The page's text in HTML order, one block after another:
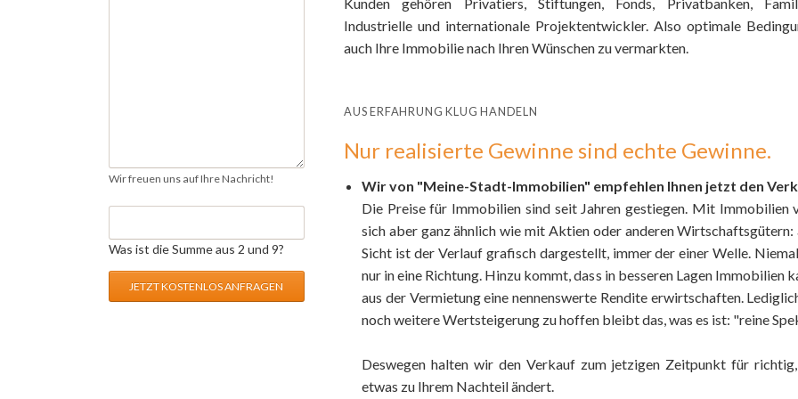
Industrielle und internationale Projektentwickler. Also optimale
auch Ihre Immobilie nach Ihren Wünschen zu vermarkten.
AUS ERFAHRUNG KLUG HANDELN
Nur realisierte Gewinne sind echte Gewinne.
Wir von "Meine-Stadt-Immobilien" empfehlen Ihnen jetzt den
Die Preise für Immobilien sind seit Jahren gestiegen. Mit Immobilien
sich aber ganz ähnlich wie mit Aktien oder anderen Wirtschaftsgütern:
Sicht ist der Verlauf grafisch dargestellt, immer der einer Welle.
nur in eine Richtung. Hinzu kommt, dass in besseren Lagen Immobilien
aus der Vermietung eine nennenswerte Rendite erwirtschaften.
noch weitere Wertsteigerung zu hoffen bleibt das, was es ist: "reine
Deswegen halten wir den Verkauf zum jetzigen Zeitpunkt für
etwas zu Ihrem Nachteil ändert.
Wir freuen uns auf Ihre Nachricht!
Was ist die Summe aus 2 und 9?
JETZT KOSTENLOS ANFRAGEN